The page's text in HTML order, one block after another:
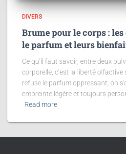
DIVERS
Brume pour le corps :
le parfum et leurs
Ce qu’il faut savoir, entre deux
corporelle, c’est la liberté olfactive
refuse le parfum oppressant, on
empreinte légère et toujours
Read more